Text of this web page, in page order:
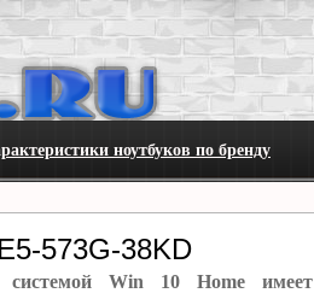
ноутбуков по бренду
573G-38KD
системой Win 10 Home имеет